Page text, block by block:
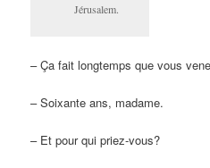
Jérusalem.
– Ça fait longtemps que vous
– Soixante ans, madame.
– Et pour qui priez-vous?